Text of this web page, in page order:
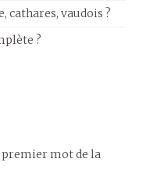
cathares, vaudois ?
?
mot de la